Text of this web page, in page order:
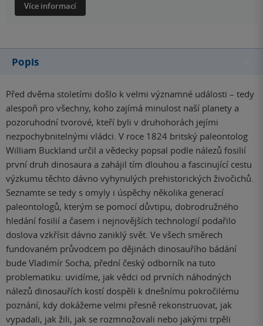
Více informací
Popis
Před dvěma stoletími došlo k velmi významné události – tedy
alespoň pro všechny, koho zajímá minulost naší planety a
pozoruhodní tvorové, kteří byli v druhohorách jejími
nezpochybnitelnými vládci. V roce 1824 britský paleontolog
William Buckland určil a vědecky popsal podle nálezů fosilií
první druh dinosaura a zahájil tím dlouhou a fascinující cestu
výzkumu těchto dávno vyhynulých prehistorických živočichů.
Seznamte se tedy s omyly i úspěchy několika generací
paleontologů, kterým se pomocí důvtipu, dobrodružného
hledání fosilií a časem i nejnovějších technologií podařilo
doslova vzkřísit dávno zaniklý svět. Ve všech směrech
fundovaném průvodcem po dějinách dinosauřího bádání
bude Vladimír Socha, přední český odborník na tuto
problematiku: uvidíme, jak vědci od prvních náhodných
nálezů dinosauřích kostí dospěli k dnešnímu pokročilému
poznání, kdy dokážeme velmi přesně rekonstruovat, jak
vypadali, jak žili, jak se rozmnožovali nebo jakými trpěli